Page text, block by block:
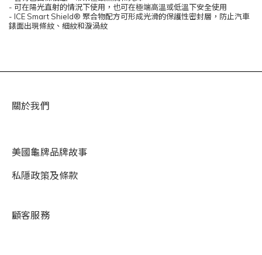
- 可在陽光直射的情況下使用，也可在極端高溫或低溫下安全使用
- ICE Smart Shield® 聚合物配方可形成光滑的保護性密封層，防止汽車
錶面出現條紋、細紋和漩渦紋
關於我們
美國龜牌品牌故事
私隱政策及條款
顧客服務